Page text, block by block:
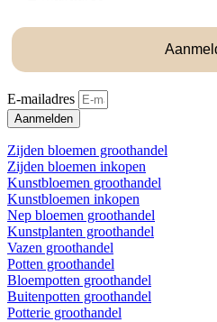
E-mailadres
Aanmelden
Zijden bloemen groothandel
Zijden bloemen inkopen
Kunstbloemen groothandel
Kunstbloemen inkopen
Nep bloemen groothandel
Kunstplanten groothandel
Vazen groothandel
Potten groothandel
Bloempotten groothandel
Buitenpotten groothandel
Potterie groothandel